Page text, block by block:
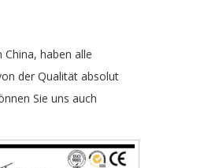
China, haben alle
der Qualität absolut
Sie uns auch